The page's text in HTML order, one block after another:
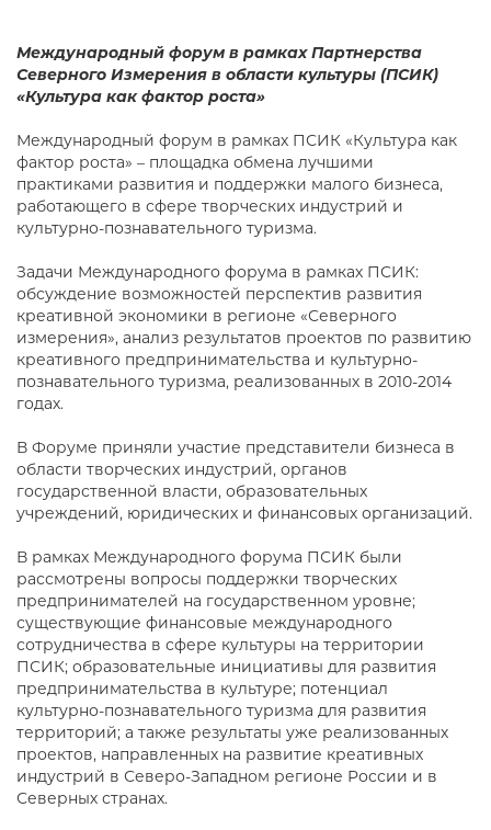
Международный форум в рамках Партнерства
Северного Измерения в области культуры (ПСИК)
«Культура как фактор роста»
Международный форум в рамках ПСИК «Культура как
фактор роста» – площадка обмена лучшими
практиками развития и поддержки малого бизнеса,
работающего в сфере творческих индустрий и
культурно-познавательного туризма.
Задачи Международного форума в рамках ПСИК:
обсуждение возможностей перспектив развития
креативной экономики в регионе «Северного
измерения», анализ результатов проектов по развитию
креативного предпринимательства и культурно-
познавательного туризма, реализованных в 2010-2014
годах.
В Форуме приняли участие представители бизнеса в
области творческих индустрий, органов
государственной власти, образовательных
учреждений, юридических и финансовых организаций.
В рамках Международного форума ПСИК были
рассмотрены вопросы поддержки творческих
предпринимателей на государственном уровне;
существующие финансовые международного
сотрудничества в сфере культуры на территории
ПСИК; образовательные инициативы для развития
предпринимательства в культуре; потенциал
культурно-познавательного туризма для развития
территорий; а также результаты уже реализованных
проектов, направленных на развитие креативных
индустрий в Северо-Западном регионе России и в
Северных странах.